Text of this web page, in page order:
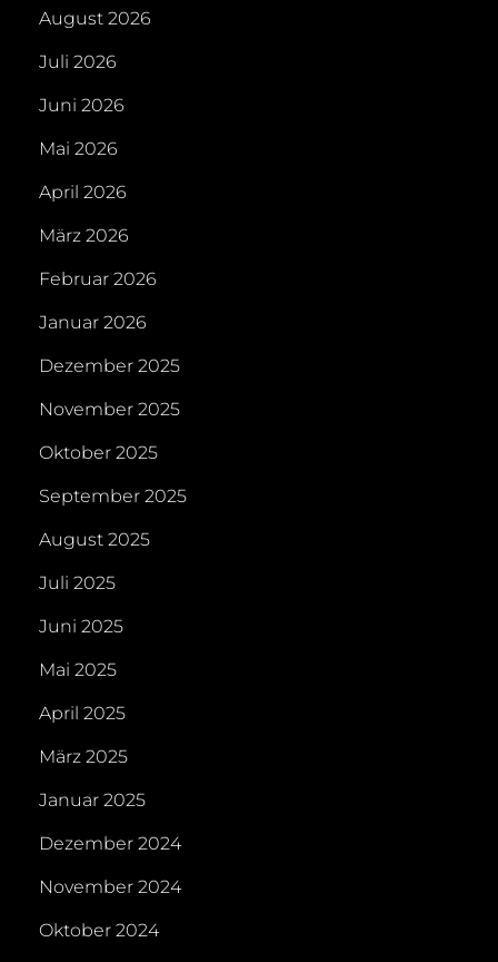
August 2026
Juli 2026
Juni 2026
Mai 2026
April 2026
März 2026
Februar 2026
Januar 2026
Dezember 2025
November 2025
Oktober 2025
September 2025
August 2025
Juli 2025
Juni 2025
Mai 2025
April 2025
März 2025
Januar 2025
Dezember 2024
November 2024
Oktober 2024